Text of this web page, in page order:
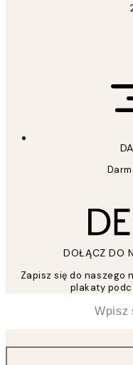
DOŁĄCZ DO
Zapisz się do naszego
plakaty